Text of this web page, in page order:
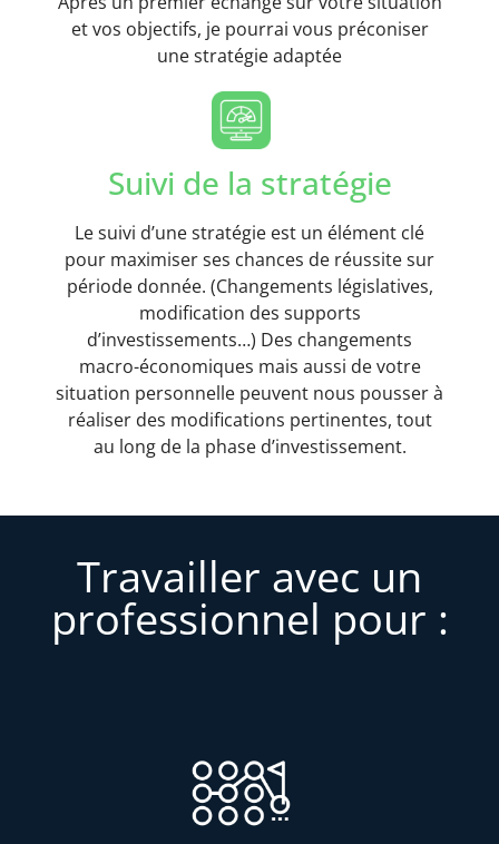
et vos objectifs, je pourrai vous préconiser
une stratégie adaptée
Suivi de la stratégie
Le suivi d’une stratégie est un élément clé
pour maximiser ses chances de réussite sur
période donnée. (Changements législatives,
modification des supports
d’investissements…) Des changements
macro-économiques mais aussi de votre
situation personnelle peuvent nous pousser à
réaliser des modifications pertinentes, tout
au long de la phase d’investissement.
Travailler avec un
professionnel pour :